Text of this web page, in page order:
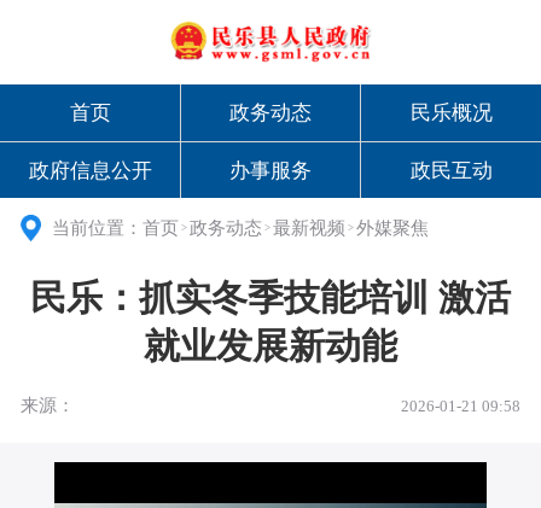
首页 政务动态 民乐概况
政府信息公开 办事服务 政民互动
当前位置：首页 > 政务动态 >最新视频 >外媒聚焦
民乐：抓实冬季技能培训 激活
就业发展新动能
来源： 2026-01-21 09:58